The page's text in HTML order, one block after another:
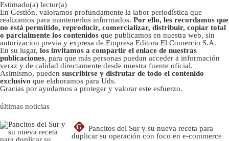
Estimado(a) lector(a)
En Gestión, valoramos profundamente la labor periodística que
realizamos para mantenerlos informados. Por ello, les recordamos que
no está permitido, reproducir, comercializar, distribuir, copiar total
o parcialmente los contenidos que publicamos en nuestra web, sin
autorizacion previa y expresa de Empresa Editora El Comercio S.A.
En su lugar, los invitamos a compartir el enlace de nuestras
publicaciones, para que más personas puedan acceder a información
veraz y de calidad directamente desde nuestra fuente oficial.
Asimismo, pueden suscribirse y disfrutar de todo el contenido
exclusivo que elaboramos para Uds.
Gracias por ayudarnos a proteger y valorar este esfuerzo.
últimas noticias
G
Pancitos del Sur y su nueva receta para
duplicar su operación con foco en e-commerce